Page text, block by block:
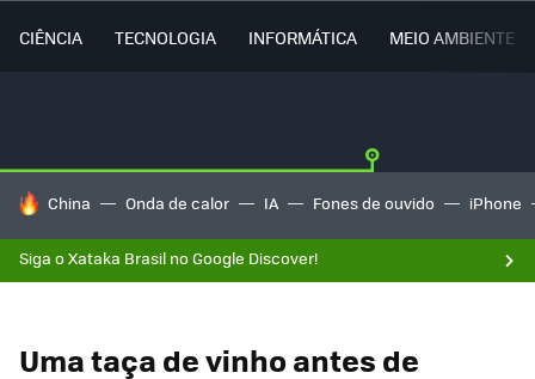
CIÊNCIA TECNOLOGIA INFORMÁTICA MEIO AMBIENTE
TENDÊNCIAS DO DIA
China Onda de calor IA Fones de ouvido iPhone
Siga o Xataka Brasil no Google Discover!
Uma taça de vinho antes de